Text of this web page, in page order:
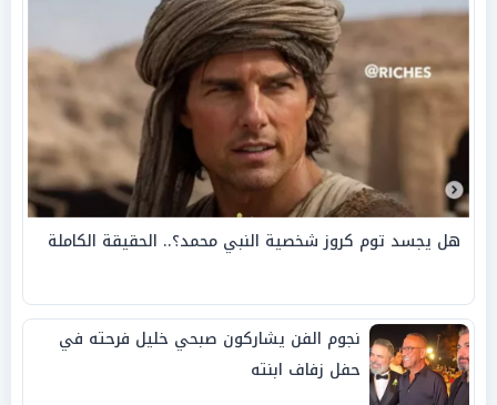
هل يجسد توم كروز شخصية النبي محمد؟.. الحقيقة الكاملة
نجوم الفن يشاركون صبحي خليل فرحته في
حفل زفاف ابنته